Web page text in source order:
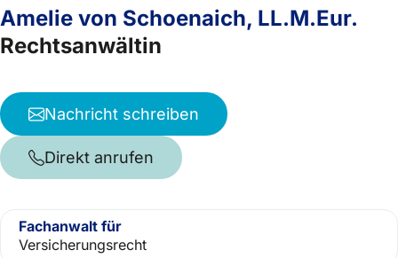
Amelie von Schoenaich, LL.M.Eur.
Rechtsanwältin
Nachricht schreiben
Direkt anrufen
Fachanwalt für
Versicherungsrecht